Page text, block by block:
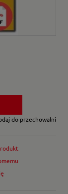
do przechowalni